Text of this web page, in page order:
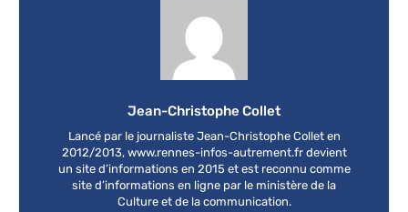
Jean-Christophe Collet
Lancé par le journaliste Jean-Christophe Collet en
2012/2013, www.rennes-infos-autrement.fr devient
un site d’informations en 2015 et est reconnu comme
site d’informations en ligne par le ministère de la
Culture et de la communication.